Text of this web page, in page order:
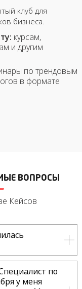
клуб для
бизнеса.
курсам,
и другим
по трендовым
в формате
ВОПРОСЫ
Кейсов
по
у меня